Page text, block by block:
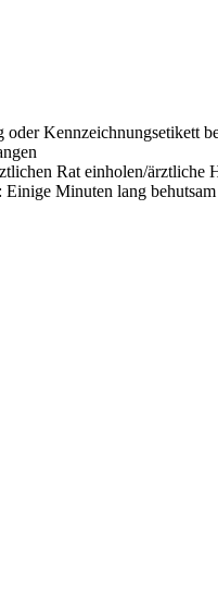
Kennzeichnungsetikett
Rat einholen/ärztliche
Minuten lang